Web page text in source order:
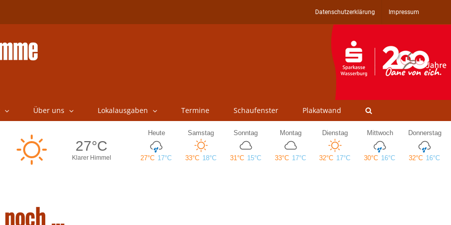
Datenschutzerklärung Impressum
Über uns Lokalausgaben Termine Schaufenster Plakatwand
…